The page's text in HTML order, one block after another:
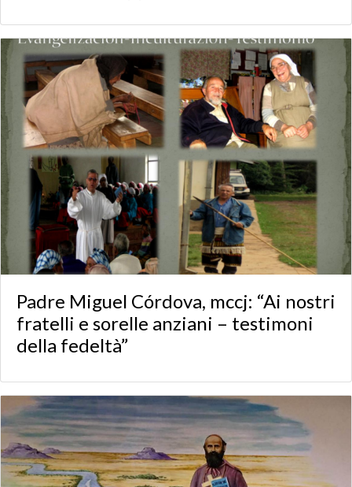
Padre Miguel Córdova, mccj: “Ai nostri
fratelli e sorelle anziani – testimoni
della fedeltà”